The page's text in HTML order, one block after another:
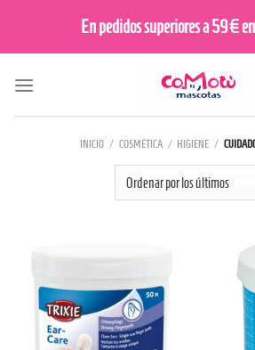
contenido
En pedidos superiores a 59€
INICIO / COSMÉTICA / HIGIENE /